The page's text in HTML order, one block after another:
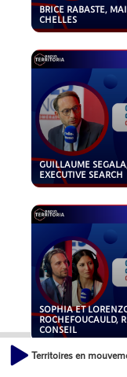
BRICE RABASTE,
CHELLES
GUILLAUME
EXECUTIVE SEARCH
SOPHIA ET
ROCHEFOUCAULD,
CONSEIL
Territoires en